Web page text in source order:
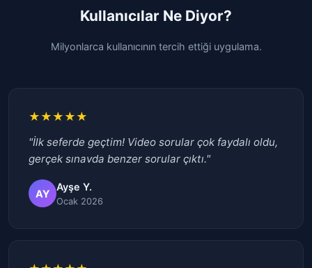
Kullanıcılar Ne Diyor?
Milyonlarca kullanıcının tercih ettiği uygulama.
★★★★★
"İlk seferde geçtim! Video sorular çok faydalı oldu,
gerçek sınavda benzer sorular çıktı."
AY
Ayşe Y.
Ocak 2026